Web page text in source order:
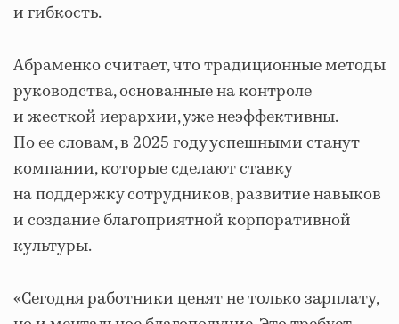
и гибкость.
Абраменко считает, что традиционные методы
руководства, основанные на контроле
и жесткой иерархии, уже неэффективны.
По ее словам, в 2025 году успешными станут
компании, которые сделают ставку
на поддержку сотрудников, развитие навыков
и создание благоприятной корпоративной
культуры.
«Сегодня работники ценят не только зарплату,